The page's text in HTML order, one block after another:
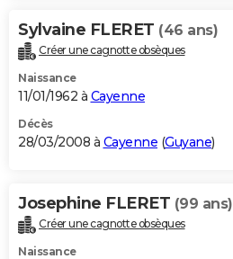
Sylvaine FLERET (46 ans)
Créer une cagnotte obsèques
Naissance
11/01/1962 à Cayenne
Décès
28/03/2008 à Cayenne (Guyane)
Josephine FLERET (99 ans)
Créer une cagnotte obsèques
Naissance